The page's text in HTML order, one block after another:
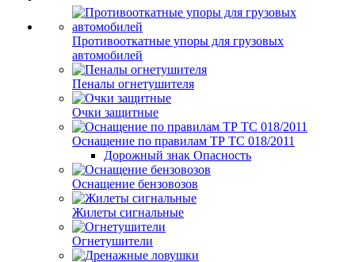
Противооткатные упоры для грузовых
автомобилей
Пеналы огнетушителя
Очки защитные
Оснащение по правилам ТР ТС 018/2011
Дорожный знак Опасность
Оснащение бензовозов
Жилеты сигнальные
Огнетушители